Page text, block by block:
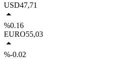
USD47,71
%0.16
EURO55,03
%-0.02